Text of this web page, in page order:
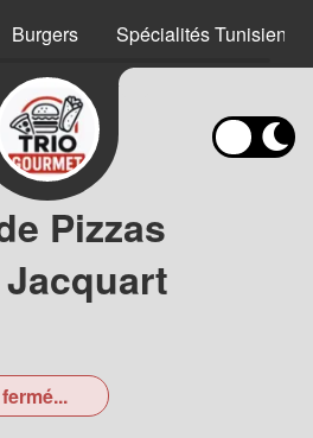
Burgers Spécialités
Pizzas